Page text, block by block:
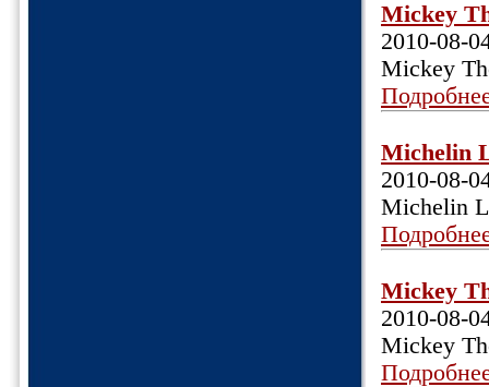
Mickey
2010-08-
Mickey
Michelin
2010-08-
Michelin
Mickey
2010-08-
Mickey